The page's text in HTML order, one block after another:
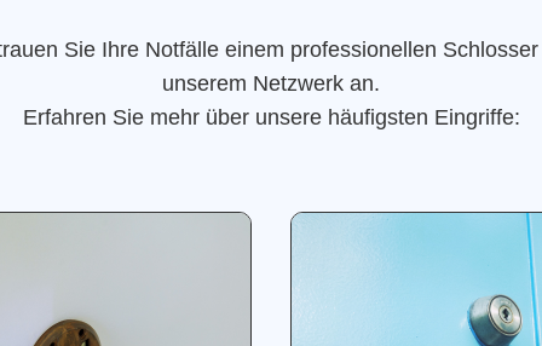
Sie Ihre Notfälle einem professionellen
unserem Netzwerk an.
Erfahren Sie mehr über unsere häufigsten Eingriffe: